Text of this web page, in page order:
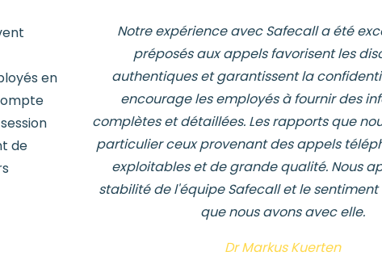
en
de
Notre expérience avec Safecall a été
préposés aux appels favorisent les
authentiques et garantissent la
encourage les employés à fournir des
complètes et détaillées. Les rapports que
particulier ceux provenant des appels
exploitables et de grande qualité. Nous
stabilité de l'équipe Safecall et le
que nous avons avec elle.
Dr Markus Kuerten